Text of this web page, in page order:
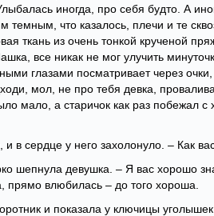
иногда, про себя будто. А
темным, что казалось, плечи и те
ткань из очень тонкой крученой
все никак не мог улучить
глазами посматривает через
мол, не про тебя девка,
мало, а старичок как раз побежал с
в сердце у него захолонуло. – Как
шепнула девушка. – Я вас хорошо
прямо влюбилась – до того хороша.
и показала у ключицы